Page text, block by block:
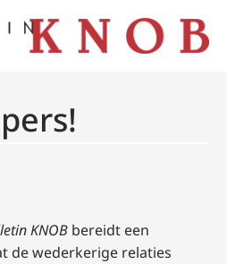
KNOB bereidt een
de wederkerige relaties